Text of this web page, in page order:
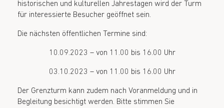
historischen und kulturellen Jahrestagen wird der Turm
für interessierte Besucher geöffnet sein.
Die nächsten öffentlichen Termine sind:
10.09.2023 – von 11.00 bis 16.00 Uhr
03.10.2023 – von 11.00 bis 16.00 Uhr
Der Grenzturm kann zudem nach Voranmeldung und in
Begleitung besichtigt werden. Bitte stimmen Sie